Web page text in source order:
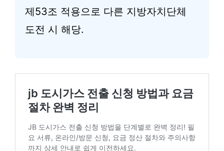
제53조 적용으로 다른 지방자치단체
도전 시 해당.